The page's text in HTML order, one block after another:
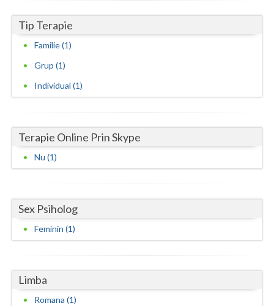
Olt
Prahova
Salaj
Satu-Mare
Suceava
Teleorman
Tulcea
Valcea
Vrancea
Tip Terapie
Familie (1)
Grup (1)
Individual (1)
Terapie Online Prin Skype
Nu (1)
Sex Psiholog
Feminin (1)
Limba
Romana (1)